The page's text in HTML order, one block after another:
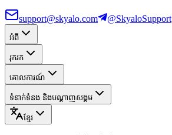
support@skyalo.com @SkyaloSupport
អំពី
រុករក
គោលការណ៍
ទំនាក់ទំនង និងបណ្ដាញសង្គម
ខ្មែរ